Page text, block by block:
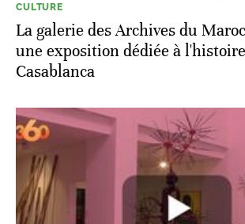
CULTURE
La galerie des Archives du
une exposition dédiée à
Casablanca